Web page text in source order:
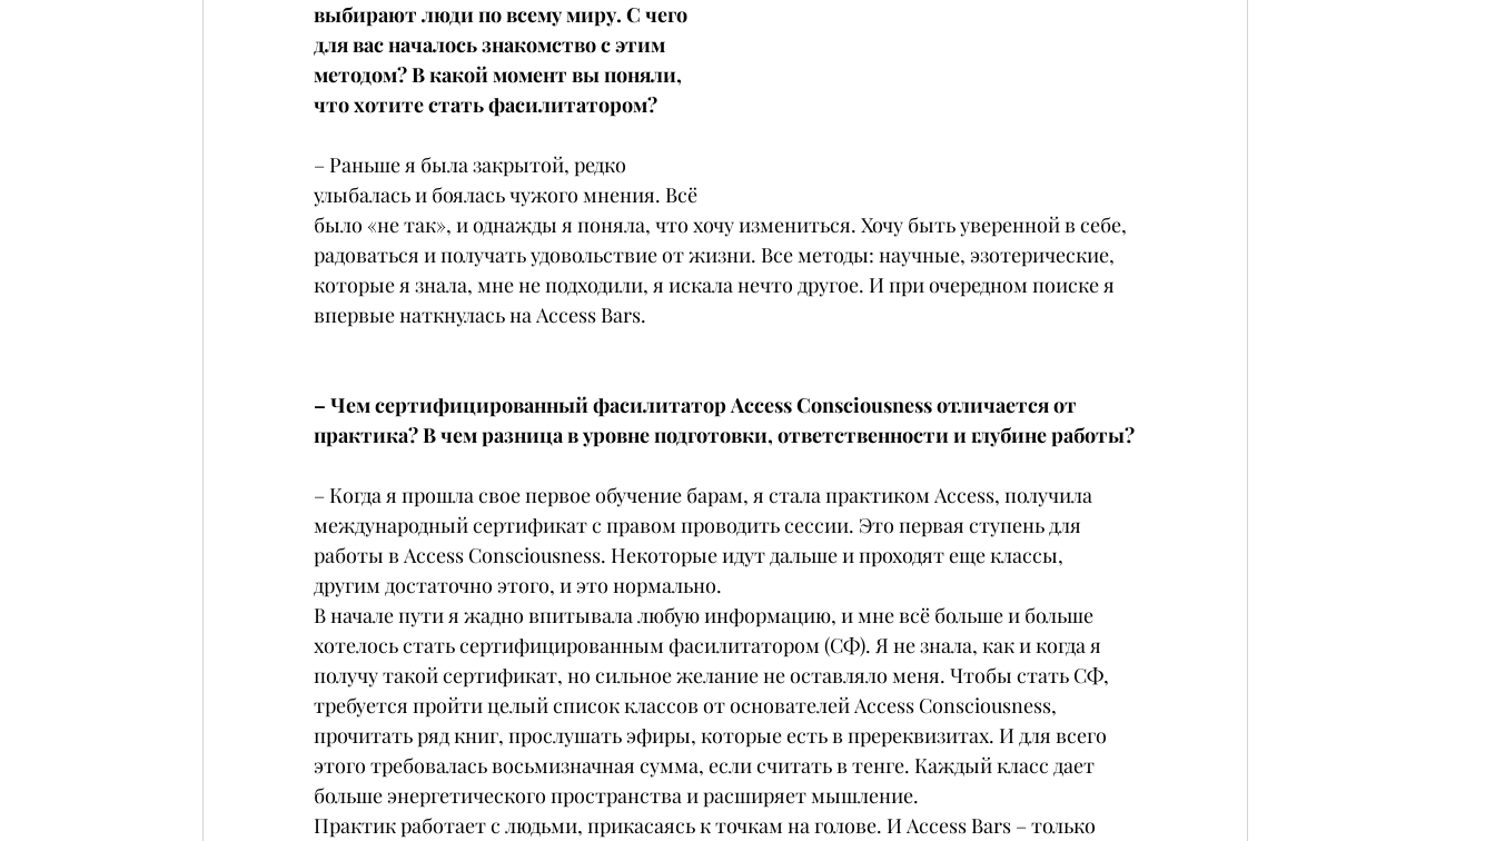
выбирают люди по всему миру. С чего
для вас началось знакомство с этим
методом? В какой момент вы поняли,
что хотите стать фасилитатором?
– Раньше я была закрытой, редко
улыбалась и боялась чужого мнения. Всё
было «не так», и однажды я поняла, что хочу измениться. Хочу быть уверенной в себе,
радоваться и получать удовольствие от жизни. Все методы: научные, эзотерические,
которые я знала, мне не подходили, я искала нечто другое. И при очередном поиске я
впервые наткнулась на Access Bars.
– Чем сертифицированный фасилитатор Access Consciousness отличается от
практика? В чем разница в уровне подготовки, ответственности и глубине работы?
– Когда я прошла свое первое обучение барам, я стала практиком Access, получила
международный сертификат с правом проводить сессии. Это первая ступень для
работы в Access Consciousness. Некоторые идут дальше и проходят еще классы,
другим достаточно этого, и это нормально.
В начале пути я жадно впитывала любую информацию, и мне всё больше и больше
хотелось стать сертифицированным фасилитатором (СФ). Я не знала, как и когда я
получу такой сертификат, но сильное желание не оставляло меня. Чтобы стать СФ,
требуется пройти целый список классов от основателей Access Consciousness,
прочитать ряд книг, прослушать эфиры, которые есть в пререквизитах. И для всего
этого требовалась восьмизначная сумма, если считать в тенге. Каждый класс дает
больше энергетического пространства и расширяет мышление.
Практик работает с людьми, прикасаясь к точкам на голове. И Access Bars – только